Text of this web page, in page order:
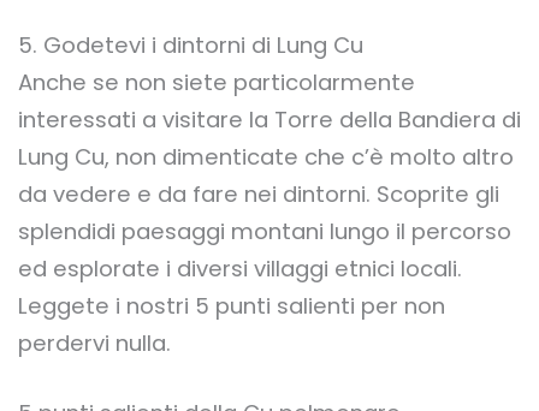
5. Godetevi i dintorni di Lung Cu
Anche se non siete particolarmente
interessati a visitare la Torre della Bandiera di
Lung Cu, non dimenticate che c’è molto altro
da vedere e da fare nei dintorni. Scoprite gli
splendidi paesaggi montani lungo il percorso
ed esplorate i diversi villaggi etnici locali.
Leggete i nostri 5 punti salienti per non
perdervi nulla.